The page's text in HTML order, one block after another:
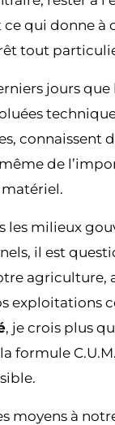
ce qui donne à
tout
jours que
connaissent
de
les milieux
il est
agriculture,
exploitations
, je crois plus
formule
moyens à